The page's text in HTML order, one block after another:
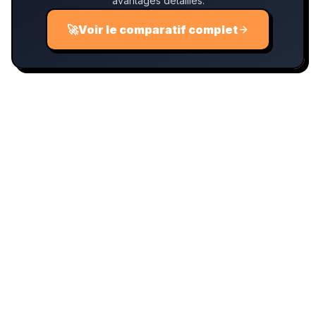
🚀Voir le comparatif complet